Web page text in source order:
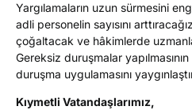
Yargılamaların uzun sürmesini
adli personelin sayısını
çoğaltacak ve hâkimlerde
Gereksiz duruşmalar
duruşma uygulamasını
Kıymetli Vatandaşlarımız,